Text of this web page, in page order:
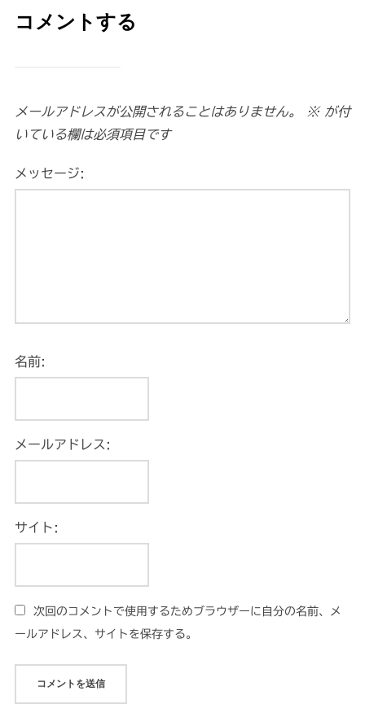
コメントする
メールアドレスが公開されることはありません。 ※が付
いている欄は必須項目です
メッセージ:
名前:
メールアドレス:
サイト:
次回のコメントで使用するためブラウザーに自分の名前、メ
ールアドレス、サイトを保存する。